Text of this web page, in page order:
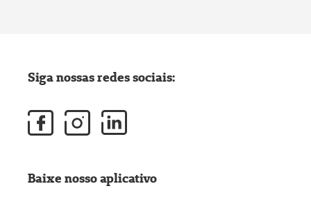
Siga nossas redes sociais:
Baixe nosso aplicativo